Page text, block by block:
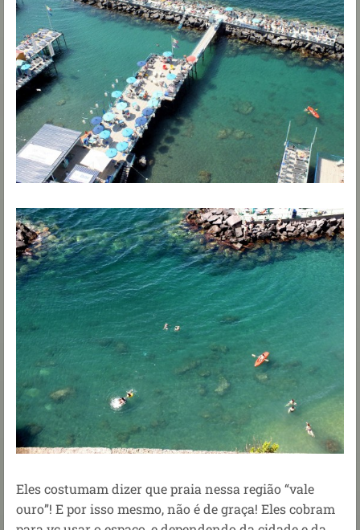
Eles costumam dizer que praia nessa região “vale
ouro”! E por isso mesmo, não é de graça! Eles cobram